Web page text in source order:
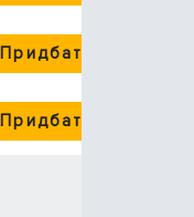
Придбати
Придбати